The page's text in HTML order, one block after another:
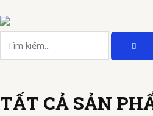
tới
dung
kiếm
TÌM
KIẾM
TẤT CẢ SẢN